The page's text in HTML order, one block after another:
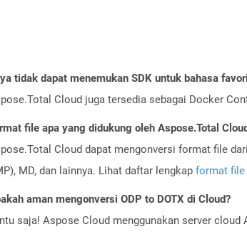
tidak dapat menemukan SDK untuk bahasa
Cloud juga tersedia sebagai Docker
file apa yang didukung oleh Aspose.Total
Cloud dapat mengonversi format file dari
MD, dan lainnya. Lihat daftar lengkap format file
aman mengonversi ODP to DOTX di Cloud?
saja! Aspose Cloud menggunakan server cloud